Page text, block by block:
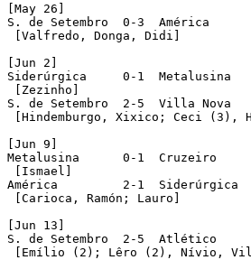
[May 26]
S. de Setembro  0-3  América
[Valfredo, Donga, Didi]
[Jun 2]
Siderúrgica  	0-1  Metalusina
[Zezinho]
S. de Setembro  2-5  Villa Nova
[Hindemburgo, Xixico; Ceci (3),
[Jun 9]
Metalusina  	0-1  Cruzeiro
[Ismael]
América  	2-1  Siderúrgica
[Carioca, Ramón; Lauro]
[Jun 13]
S. de Setembro  2-5  Atlético
[Emílio (2); Lêro (2), Nívio,